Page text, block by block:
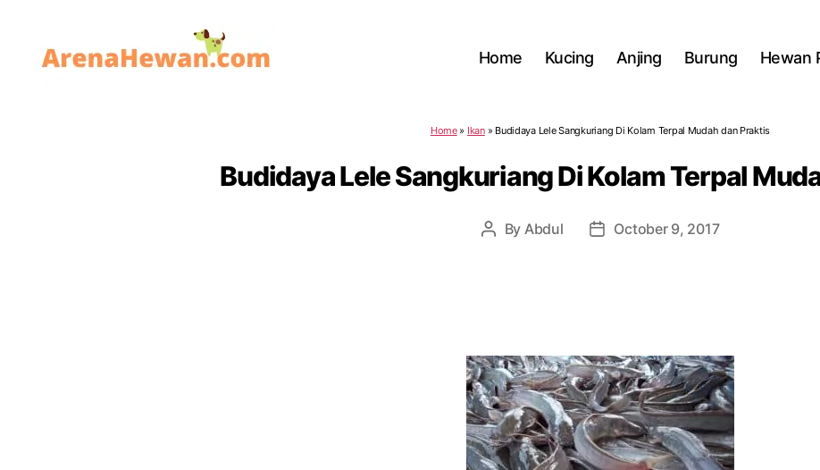
Home Kucing Anjing Burung Hewan
Home» Ikan» Budidaya Lele Sangkuriang Di Kolam Terpal Mudah dan Praktis
Budidaya Lele Sangkuriang Di Kolam Terpal
Post
By Abdul
PostOctober 9, 2017